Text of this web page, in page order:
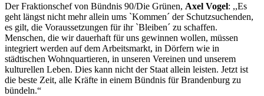
Der Fraktionschef von Bündnis 90/Die Grünen, Axel Vogel: ,,Es
geht längst nicht mehr allein ums `Kommen´ der Schutzsuchenden,
es gilt, die Voraussetzungen für ihr `Bleiben´ zu schaffen.
Menschen, die wir dauerhaft für uns gewinnen wollen, müssen
integriert werden auf dem Arbeitsmarkt, in Dörfern wie in
städtischen Wohnquartieren, in unseren Vereinen und unserem
kulturellen Leben. Dies kann nicht der Staat allein leisten. Jetzt ist
die beste Zeit, alle Kräfte in einem Bündnis für Brandenburg zu
bündeln.“